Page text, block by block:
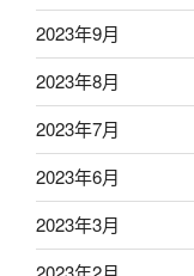
2023年9月
2023年8月
2023年7月
2023年6月
2023年3月